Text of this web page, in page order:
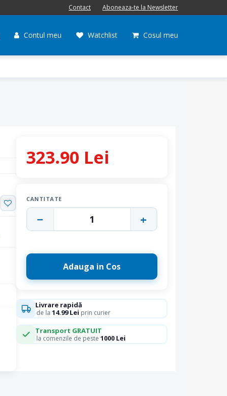
Contact Aboneaza-te la Newsletter
Contul meu Watchlist Cosul meu
323.90 Lei
CANTITATE
− 1 +
Adauga in Cos
Livrare rapidă
de la 14.99 Lei prin curier
Transport GRATUIT
la comenzile de peste 1000 Lei